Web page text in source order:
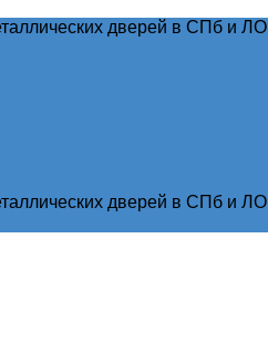
дверей в СПб и ЛО
дверей в СПб и ЛО